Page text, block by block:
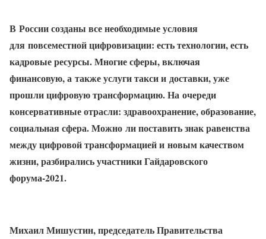
В России созданы все необходимые условия
для повсеместной цифровизации: есть технологии, есть
кадровые ресурсы. Многие сферы, включая
финансовую, а также услуги такси и доставки, уже
прошли цифровую трансформацию. На очереди
консервативные отрасли: здравоохранение, образование,
социальная сфера. Можно ли поставить знак равенства
между цифровой трансформацией и новым качеством
жизни, разбирались участники Гайдаровского
форума-2021.
Михаил Мишустин, председатель Правительства